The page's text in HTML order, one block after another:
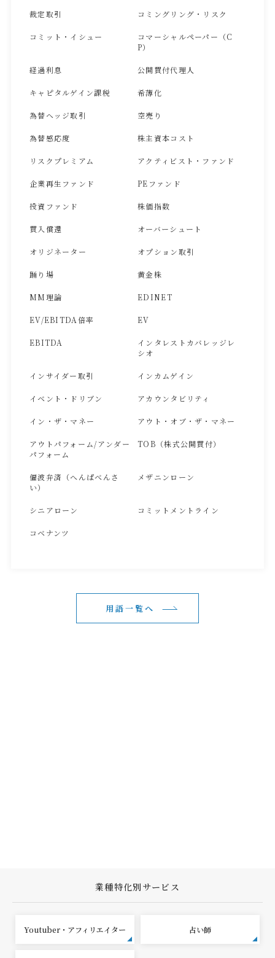
裁定取引 コミングリング・リスク
コミット・イシュー
コマーシャルペーパー（C
P）
経過利息 公開買付代理人
キャピタルゲイン課税 希薄化
為替ヘッジ取引 空売り
為替感応度 株主資本コスト
リスクプレミアム アクティビスト・ファンド
企業再生ファンド PEファンド
投資ファンド 株価指数
買入償還 オーバーシュート
オリジネーター オプション取引
踊り場 黄金株
MM理論 EDINET
EV/EBITDA倍率 EV
EBITDA
インタレストカバレッジレ
シオ
インサイダー取引 インカムゲイン
イベント・ドリブン アカウンタビリティ
イン・ザ・マネー アウト・オブ・ザ・マネー
アウトパフォーム/アンダー
パフォーム
TOB（株式公開買付）
偏波弁済（へんぱべんさ
い）
メザニンローン
シニアローン コミットメントライン
コベナンツ
用語一覧へ
業種特化別サービス
Youtuber・アフィリエイター 占い師